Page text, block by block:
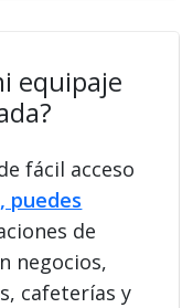
equipaje
fácil acceso
puedes
de
negocios,
cafeterías y